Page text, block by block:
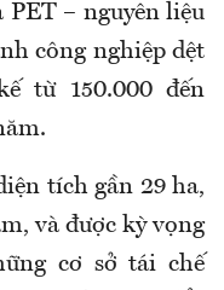
– nguyên liệu
công nghiệp dệt
từ 150.000 đến
tích gần 29 ha,
và được kỳ vọng
cơ sở tái chế